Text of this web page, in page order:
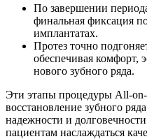
По завершении
финальная фиксация
имплантатах.
Протез точно
обеспечивая комфорт,
нового зубного ряда.
Эти этапы процедуры All-on-
восстановление зубного
надежности и долговечности
пациентам наслаждаться